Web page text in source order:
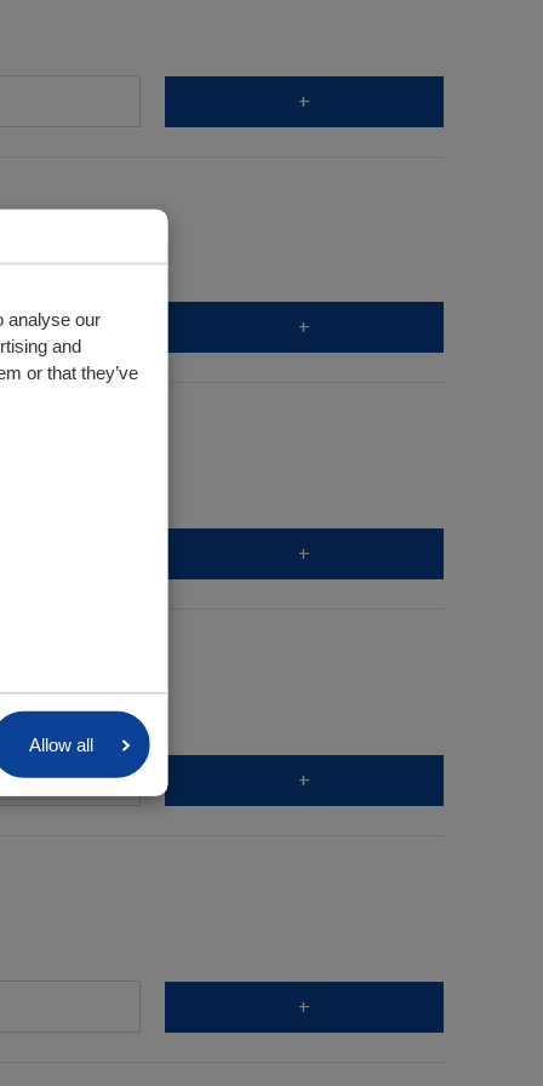
analyse our
and
or that they’ve
Allow all
+
+
+
+
+